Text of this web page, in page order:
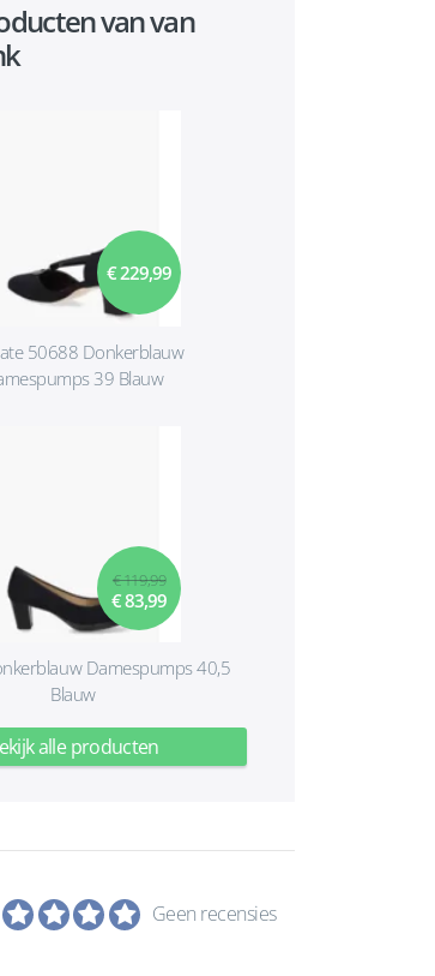
van van
€ 229,99
50688 Donkerblauw
39 Blauw
€ 119,99
€ 83,99
Damespumps 40,5
Blauw
alle producten
Geen recensies